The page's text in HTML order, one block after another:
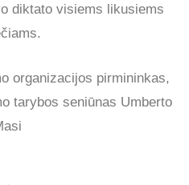
diktato visiems likusiems
organizacijos pirmininkas,
tarybos seniūnas Umberto